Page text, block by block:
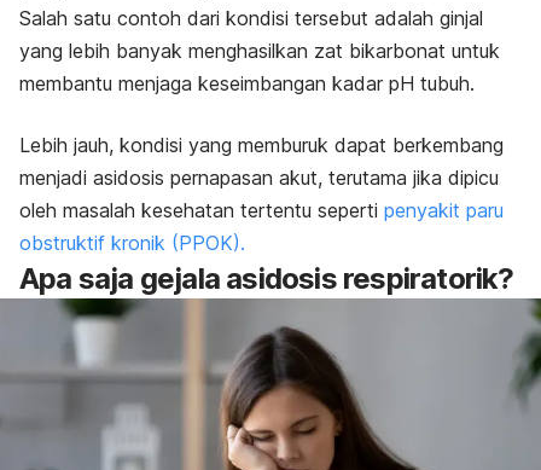
Salah satu contoh dari kondisi tersebut adalah ginjal
yang lebih banyak menghasilkan zat bikarbonat untuk
membantu menjaga keseimbangan kadar pH tubuh.
Lebih jauh, kondisi yang memburuk dapat berkembang
menjadi asidosis pernapasan akut, terutama jika dipicu
oleh masalah kesehatan tertentu seperti penyakit paru
obstruktif kronik (PPOK).
Apa saja gejala asidosis respiratorik?